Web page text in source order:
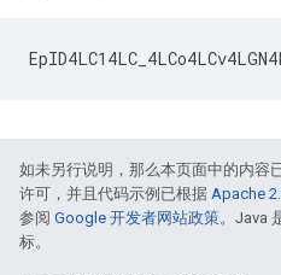
如未另行说明，那么本页面中的内容
许可，并且代码示例已根据 Apache
参阅 Google 开发者网站政策。Java
标。